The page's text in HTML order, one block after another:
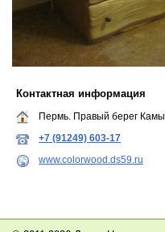
Контактная информация
Пермь. Правый берег Камы
+7 (91249) 603-17
www.colorwood.ds59.ru